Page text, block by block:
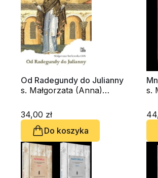
Od Radegundy do Julianny
s. Małgorzata (Anna)
34,00 zł
Do koszyka
s.